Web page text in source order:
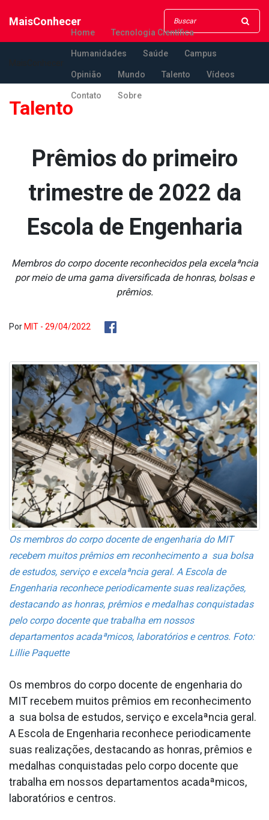
MaisConhecer
Home Tecnologia Científica
Humanidades Saúde Campus
Opinião Mundo Talento Vídeos
Contato Sobre
Talento
Prêmios do primeiro
trimestre de 2022 da
Escola de Engenharia
Membros do corpo docente reconhecidos pela excelaªncia
por meio de uma gama diversificada de honras, bolsas e
prêmios.
Por MIT - 29/04/2022
Os membros do corpo docente de engenharia do MIT
recebem muitos prêmios em reconhecimento a sua bolsa
de estudos, serviço e excelaªncia geral. A Escola de
Engenharia reconhece periodicamente suas realizações,
destacando as honras, prêmios e medalhas conquistadas
pelo corpo docente que trabalha em nossos
departamentos acadaªmicos, laboratórios e centros. Foto:
Lillie Paquette
Os membros do corpo docente de engenharia do
MIT recebem muitos prêmios em reconhecimento
a sua bolsa de estudos, serviço e excelaªncia geral.
A Escola de Engenharia reconhece periodicamente
suas realizações, destacando as honras, prêmios e
medalhas conquistadas pelo corpo docente que
trabalha em nossos departamentos acadaªmicos,
laboratórios e centros.